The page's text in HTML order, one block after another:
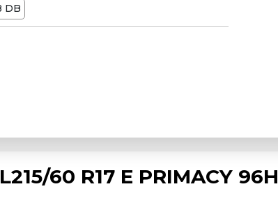
DB
60 R17 E PRIMACY 96H